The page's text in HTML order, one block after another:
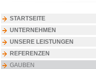
STARTSEITE
UNTERNEHMEN
UNSERE LEISTUNGEN
REFERENZEN
GAUBEN